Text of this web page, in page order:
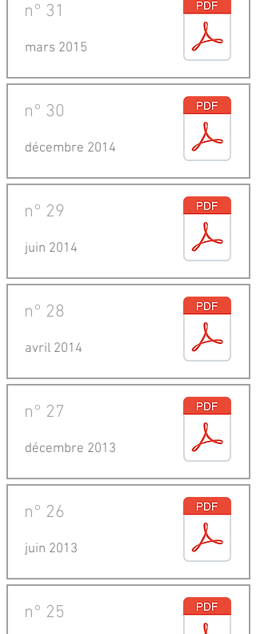
n° 31
mars 2015
n° 30
décembre 2014
n° 29
juin 2014
n° 28
avril 2014
n° 27
décembre 2013
n° 26
juin 2013
n° 25